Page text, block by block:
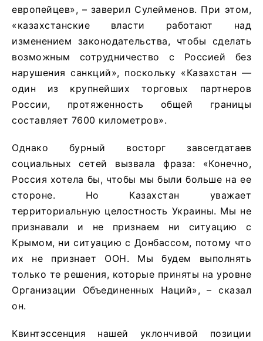
европейцев», – заверил Сулейменов. При этом,
«казахстанские власти работают над
изменением законодательства, чтобы сделать
возможным сотрудничество с Россией без
нарушения санкций», поскольку «Казахстан —
один из крупнейших торговых партнеров
России, протяженность общей границы
составляет 7600 километров».
Однако бурный восторг завсегдатаев
социальных сетей вызвала фраза: «Конечно,
Россия хотела бы, чтобы мы были больше на ее
стороне. Но Казахстан уважает
территориальную целостность Украины. Мы не
признавали и не признаем ни ситуацию с
Крымом, ни ситуацию с Донбассом, потому что
их не признает ООН. Мы будем выполнять
только те решения, которые приняты на уровне
Организации Объединенных Наций», – сказал
он.
Квинтэссенция нашей уклончивой позиции